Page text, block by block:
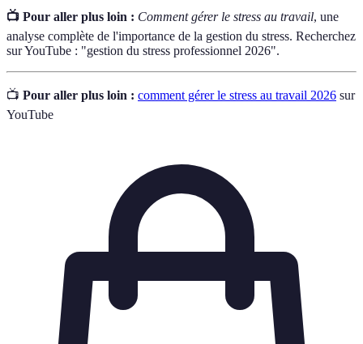
📺 Pour aller plus loin : Comment gérer le stress au travail, une
analyse complète de l'importance de la gestion du stress. Recherchez
sur YouTube : "gestion du stress professionnel 2026".
📺 Pour aller plus loin : comment gérer le stress au travail 2026 sur
YouTube